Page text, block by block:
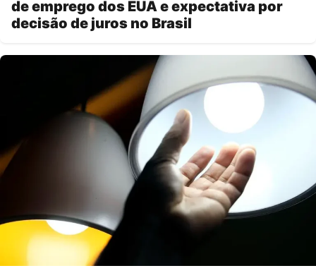
de emprego dos EUA e expectativa por
decisão de juros no Brasil